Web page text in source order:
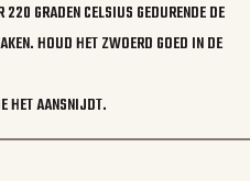
220 GRADEN CELSIUS GEDURENDE DE
HOUD HET ZWOERD GOED IN DE
HET AANSNIJDT.